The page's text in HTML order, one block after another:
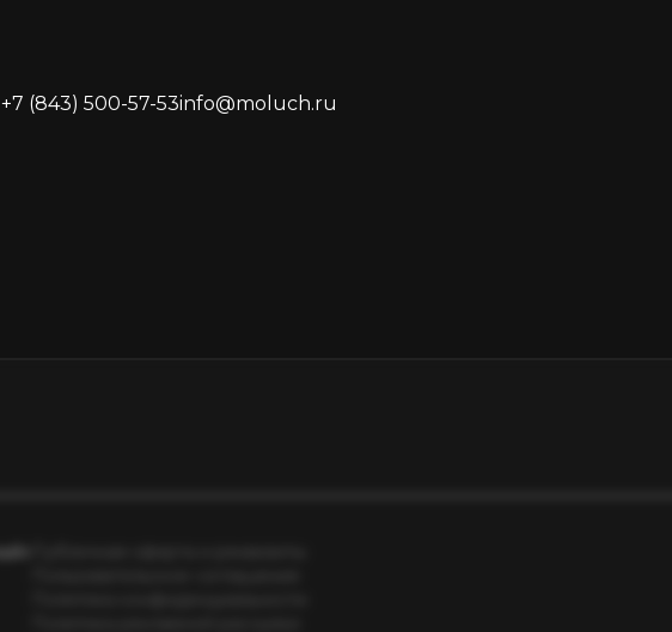
+7 (843) 500-57-53info@moluch.ru